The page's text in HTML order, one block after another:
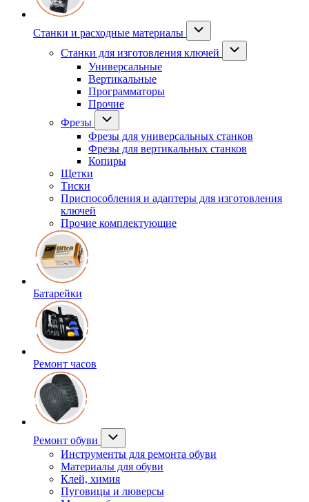
Станки и расходные материалы
Станки для изготовления ключей
Универсальные
Вертикальные
Программаторы
Прочие
Фрезы
Фрезы для универсальных станков
Фрезы для вертикальных станков
Копиры
Щетки
Тиски
Приспособления и адаптеры для изготовления
ключей
Прочие комплектующие
Батарейки
Ремонт часов
Ремонт обуви
Инструменты для ремонта обуви
Материалы для обуви
Клей, химия
Пуговицы и люверсы